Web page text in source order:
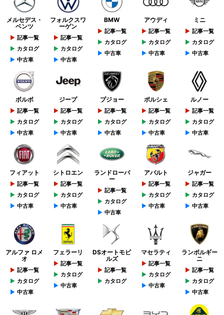
メルセデス・
ベンツ
記事一覧
カタログ
中古車
フォルクスワ
ーゲン
記事一覧
カタログ
中古車
BMW
記事一覧
カタログ
中古車
アウディ
記事一覧
カタログ
中古車
ミニ
記事一覧
カタログ
中古車
ボルボ
記事一覧
カタログ
中古車
ジープ
記事一覧
カタログ
中古車
プジョー
記事一覧
カタログ
中古車
ポルシェ
記事一覧
カタログ
中古車
ルノー
記事一覧
カタログ
中古車
フィアット
記事一覧
カタログ
中古車
シトロエン
記事一覧
カタログ
中古車
ランドローバ
ー
記事一覧
カタログ
中古車
アバルト
記事一覧
カタログ
中古車
ジャガー
記事一覧
カタログ
中古車
アルファ ロメ
オ
記事一覧
カタログ
中古車
フェラーリ
記事一覧
カタログ
中古車
DSオートモビ
ルズ
記事一覧
カタログ
マセラティ
記事一覧
カタログ
中古車
ランボルギー
ニ
記事一覧
カタログ
中古車